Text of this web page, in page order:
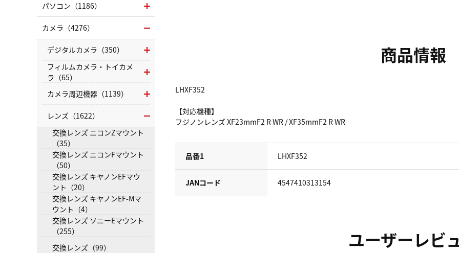
商品情報
LHXF352
【対応機種】
フジノンレンズ XF23mmF2 R WR / XF35mmF2 R WR
品番1 LHXF352
JANコード 4547410313154
ユーザーレビ
パソコン（1186）
カメラ（4276）
デジタルカメラ（350）
フィルムカメラ・トイカメ
ラ（65）
カメラ周辺機器（1139）
レンズ（1622）
交換レンズ ニコンZマウント
（35）
交換レンズ ニコンFマウント
（50）
交換レンズ キヤノンEFマウ
ント（20）
交換レンズ キヤノンEF-Mマ
ウント（4）
交換レンズ ソニーEマウント
（255）
交換レンズ（99）